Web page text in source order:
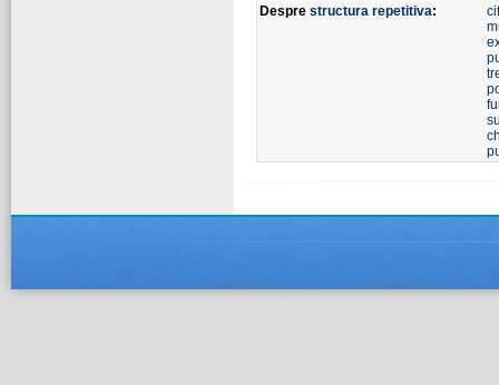
Despre structura repetitiva: